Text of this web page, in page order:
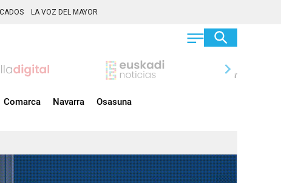
LA VOZ DEL MAYOR
chevron_right
Comarca Navarra Osasuna